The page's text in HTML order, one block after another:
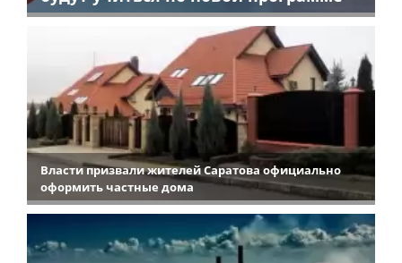
Власти призвали жителей Саратова официально
оформить частные дома